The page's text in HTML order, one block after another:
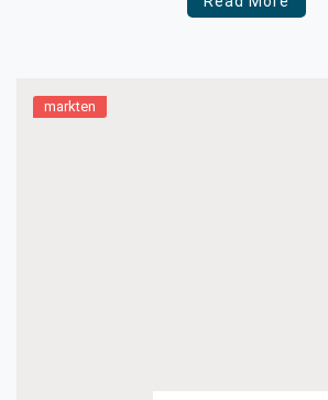
markten